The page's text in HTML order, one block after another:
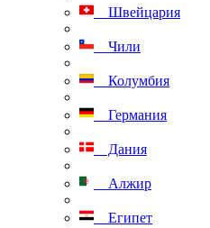
Швейцария
Чили
Колумбия
Германия
Дания
Алжир
Египет